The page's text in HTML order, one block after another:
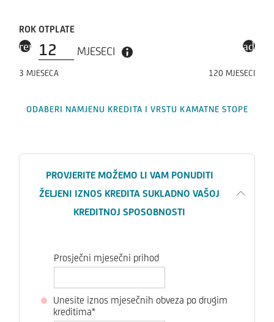
ROK OTPLATE
remove MJESECI add
3 MJESECA 120 MJESECI
ODABERI NAMJENU KREDITA I VRSTU KAMATNE STOPE
PROVJERITE MOŽEMO LI VAM PONUDITI
ŽELJENI IZNOS KREDITA SUKLADNO VAŠOJ
KREDITNOJ SPOSOBNOSTI
Prosječni mjesečni prihod
Unesite iznos mjesečnih obveza po drugim
kreditima*